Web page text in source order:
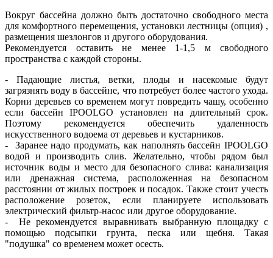
Вокруг бассейна должно быть достаточно свободного места
для комфортного перемещения, установки лестницы (опция) ,
размещения шезлонгов и другого оборудования.
Рекомендуется оставить не менее 1-1,5 м свободного
пространства с каждой стороны.
- Падающие листья, ветки, плоды и насекомые будут
загрязнять воду в бассейне, что потребует более частого ухода.
Корни деревьев со временем могут повредить чашу, особенно
если бассейн IPOOLGO установлен на длительный срок.
Поэтому рекомендуется обеспечить удаленность
искусственного водоема от деревьев и кустарников.
- Заранее надо продумать, как наполнять бассейн IPOOLGO
водой и производить слив. Желательно, чтобы рядом был
источник воды и место для безопасного слива: канализация
или дренажная система, расположенная на безопасном
расстоянии от жилых построек и посадок. Также стоит учесть
расположение розеток, если планируете использовать
электрический фильтр-насос или другое оборудование.
- Не рекомендуется выравнивать выбранную площадку с
помощью подсыпки грунта, песка или щебня. Такая
"подушка" со временем может осесть.